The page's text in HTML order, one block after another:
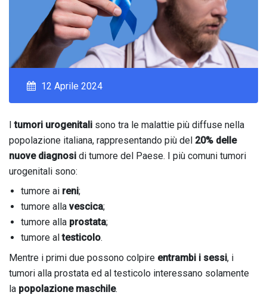
12 Aprile 2024
Itumori urogenitali sono tra le malattie più diffuse nella
popolazione italiana, rappresentando più del 20% delle
nuove diagnosi di tumore del Paese. I più comuni tumori
urogenitali sono:
tumore ai reni;
tumore alla vescica;
tumore alla prostata;
tumore altesticolo.
Mentre i primi due possono colpire entrambi i sessi, i
tumori alla prostata ed al testicolo interessano solamente
la popolazione maschile.